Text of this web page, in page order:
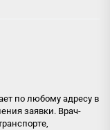
по любому адресу в
заявки. Врач-